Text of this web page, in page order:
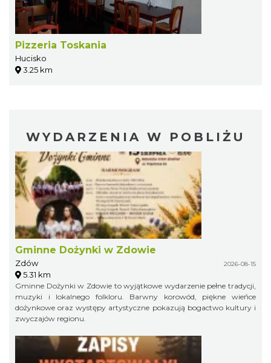
Pizzeria Toskania
Hucisko
3.25 km
WYDARZENIA W POBLIŻU
Gminne Dożynki w Zdowie
Zdów 2026-08-15
5.31 km
Gminne Dożynki w Zdowie to wyjątkowe wydarzenie pełne tradycji,
muzyki i lokalnego folkloru. Barwny korowód, piękne wieńce
dożynkowe oraz występy artystyczne pokazują bogactwo kultury i
zwyczajów regionu.